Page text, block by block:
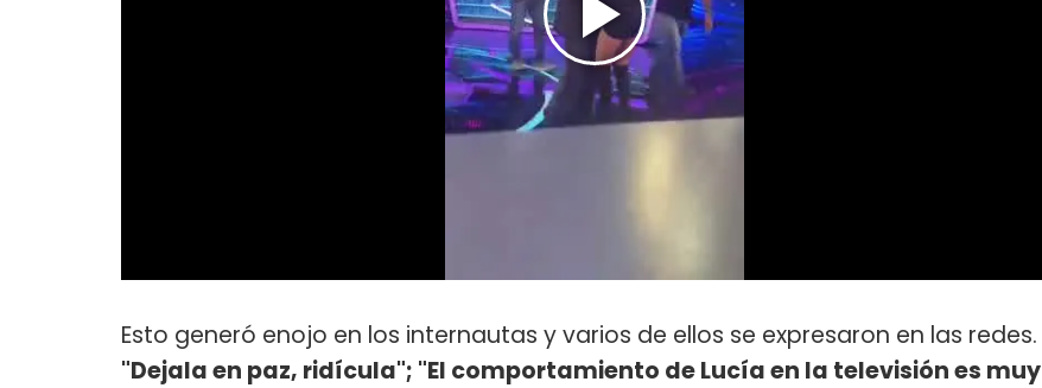
Esto generó enojo en los internautas y varios de ellos se expresaron en las redes.
"Dejala en paz, ridícula"; "El comportamiento de Lucía en la televisión es muy